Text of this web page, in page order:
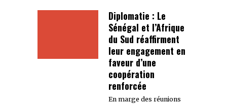
Diplomatie : Le
Sénégal et l’Afrique
du Sud réaffirment
leur engagement en
faveur d’une
coopération
renforcée
En marge des réunions